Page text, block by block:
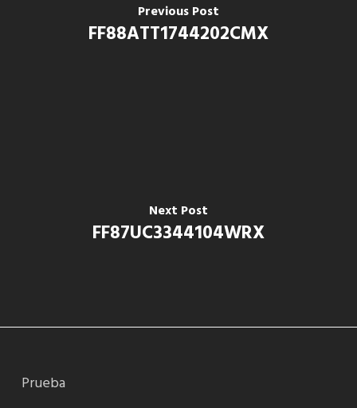
Previous Post
FF88ATT1744202CMX
Next Post
FF87UC3344104WRX
Prueba